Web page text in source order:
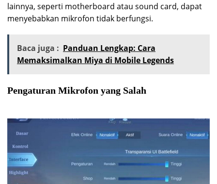
lainnya, seperti motherboard atau sound card, dapat
menyebabkan mikrofon tidak berfungsi.
Baca juga : Panduan Lengkap: Cara
Memaksimalkan Miya di Mobile Legends
Pengaturan Mikrofon yang Salah